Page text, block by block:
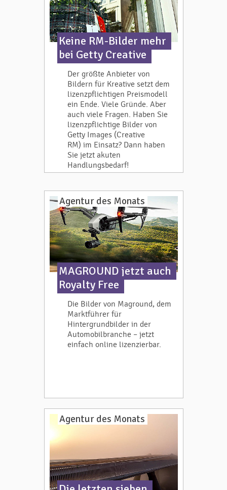
Keine RM-Bilder mehr
bei Getty Creative
Der größte Anbieter von
Bildern für Kreative setzt dem
lizenzpflichtigen Preismodell
ein Ende. Viele Gründe. Aber
auch viele Fragen. Haben Sie
lizenzpflichtige Bilder von
Getty Images (Creative
RM) im Einsatz? Dann haben
Sie jetzt akuten
Handlungsbedarf!
Agentur des Monats
MAGROUND jetzt auch
Royalty Free
Die Bilder von Maground, dem
Marktführer für
Hintergrundbilder in der
Automobilbranche – jetzt
einfach online lizenzierbar.
Agentur des Monats